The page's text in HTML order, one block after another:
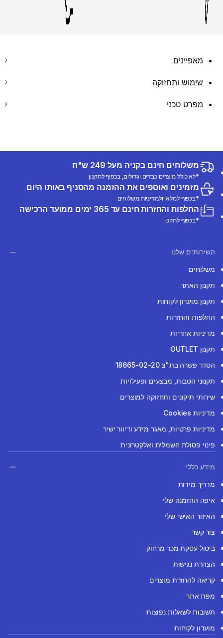
מאפיינים
שימוש ותחזוקה
מפרט טכני
משלוחים חינם בקניה מעל 249 ש"ח
*לא כולל מוצרים כבדים וגדולים, בכפוף לתקנון
מזמינים ואוספים את ההזמנה מהסניף באותו היום
*בכפוף למלאי ולמדיניות משלוחים
החלפות והחזרות חינם עד 365 ימים ממועד הרכישה
*בכפוף לתקנון
השירותים שלנו
משלוחים
תקנון האתר
תקנון מועדון לקוחות
החלפות והחזרות
מדיניות אחריות
תקנון OUTLET
הסדר פשרה בת"צ 18665-02-20
תקנוני הטבות, מבצעים ופעילויות
שירותי תיקונים ותחזוקה למוצרים
מדיניות Cookies
מדיניות פרטיות, מאגר מידע ודיוור ישיר
פינוי פסולת חשמלית ואלקטרונית
מידע כללי
מדריך מידות
איפה ההזמנה שלי
האיזור האישי שלי
צור קשר
ביטול עסקת מכר מרחוק
הצהרת נגישות
קריאה להחזרת מוצרים
מפת אתר
תשובות לשאלות נפוצות
מועדון לקוחות